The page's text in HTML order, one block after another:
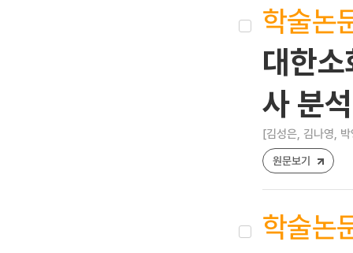
학술논
대한
사 분석
[김성은, 김나영,
원문보기
학술논